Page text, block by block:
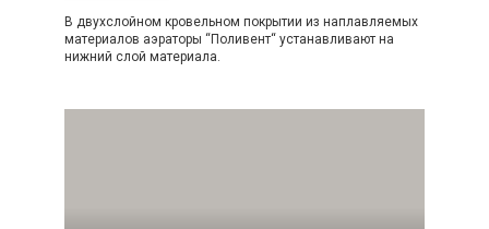
В двухслойном кровельном покрытии из наплавляемых
материалов аэраторы “Поливент“ устанавливают на
нижний слой материала.